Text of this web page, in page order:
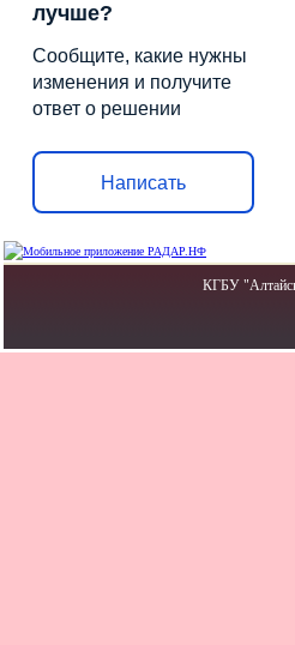
лучше?
Сообщите, какие нужны
изменения и получите
ответ о решении
Написать
КГБУ